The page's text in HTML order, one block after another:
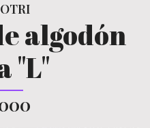
algodón
"L"